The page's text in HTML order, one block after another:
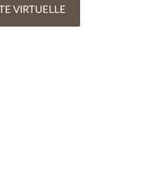
VIRTUELLE